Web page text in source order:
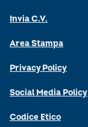
Invia C.V.
Area Stampa
Privacy Policy
Social Media Policy
Codice Etico